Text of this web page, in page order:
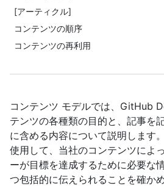
[アーティクル]
コンテンツの順序
コンテンツの再利用
コンテンツ モデルでは、GitHub
テンツの各種類の目的と、記事を
に含める内容について説明します
使用して、当社のコンテンツによ
ーが目標を達成するために必要な
つ包括的に伝えられることを確かめ